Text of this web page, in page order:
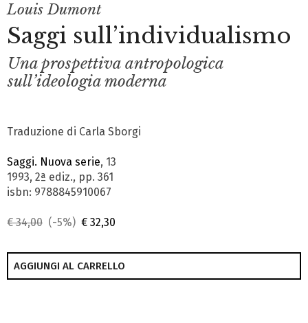
Louis Dumont
Saggi sull’individualismo
Una prospettiva antropologica
sull’ideologia moderna
Traduzione di Carla Sborgi
Saggi. Nuova serie, 13
1993, 2ª ediz., pp. 361
isbn: 9788845910067
€ 34,00 (-5%) € 32,30
AGGIUNGI AL CARRELLO